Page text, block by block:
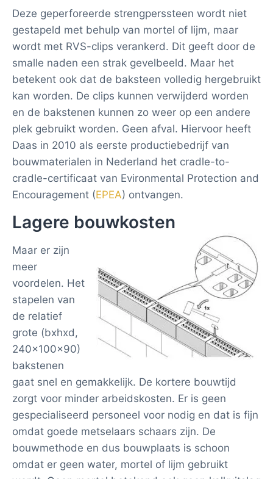
Deze geperforeerde strengperssteen wordt niet
gestapeld met behulp van mortel of lijm, maar
wordt met RVS-clips verankerd. Dit geeft door de
smalle naden een strak gevelbeeld. Maar het
betekent ook dat de baksteen volledig hergebruikt
kan worden. De clips kunnen verwijderd worden
en de bakstenen kunnen zo weer op een andere
plek gebruikt worden. Geen afval. Hiervoor heeft
Daas in 2010 als eerste productiebedrijf van
bouwmaterialen in Nederland het cradle-to-
cradle-certificaat van Evironmental Protection and
Encouragement (EPEA) ontvangen.
Lagere bouwkosten
Maar er zijn
meer
voordelen. Het
stapelen van
de relatief
grote (bxhxd,
240x100x90)
bakstenen
gaat snel en gemakkelijk. De kortere bouwtijd
zorgt voor minder arbeidskosten. Er is geen
gespecialiseerd personeel voor nodig en dat is fijn
omdat goede metselaars schaars zijn. De
bouwmethode en dus bouwplaats is schoon
omdat er geen water, mortel of lijm gebruikt